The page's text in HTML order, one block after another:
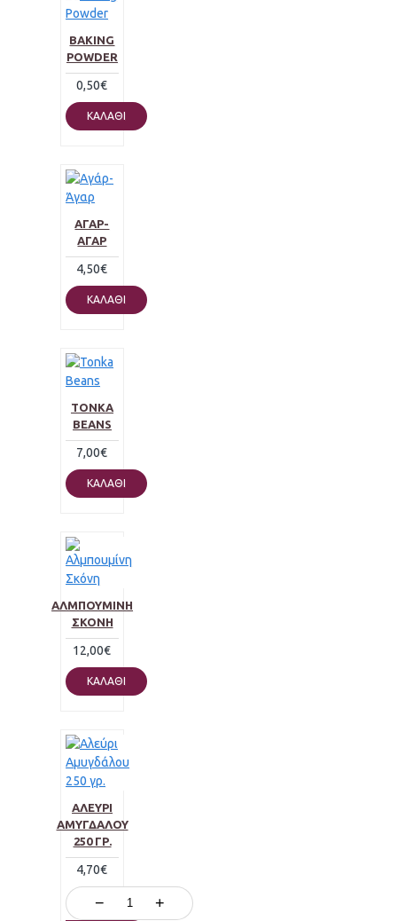
BAKING
POWDER
0,50€
ΚΑΛΆΘΙ
ΑΓΆΡ-
ΆΓΑΡ
4,50€
ΚΑΛΆΘΙ
TONKA
BEANS
7,00€
ΚΑΛΆΘΙ
ΑΛΜΠΟΥΜΊΝΗ
ΣΚΌΝΗ
12,00€
ΚΑΛΆΘΙ
ΑΛΕΎΡΙ
ΑΜΥΓΔΆΛΟΥ
250 ΓΡ.
4,70€
− +